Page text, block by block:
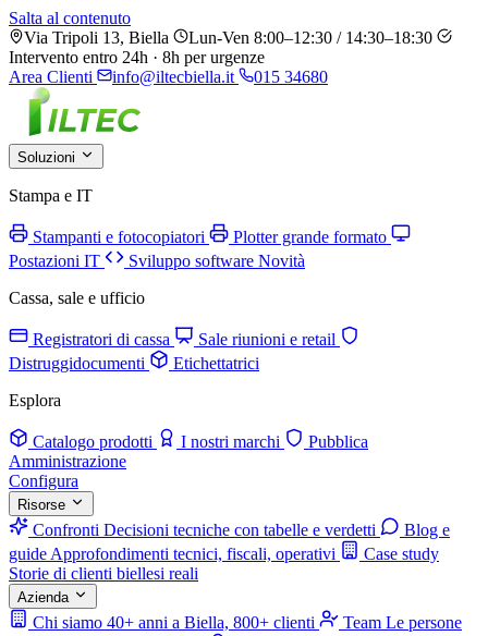
Salta al contenuto
Via Tripoli 13, Biella
Lun-Ven 8:00–12:30 / 14:30–18:30
Intervento entro 24h · 8h per urgenze
Area Clienti
info@iltecbiella.it 015 34680
Soluzioni
Stampa e IT
Stampanti e fotocopiatori
Plotter grande formato
Postazioni IT
Sviluppo software Novità
Cassa, sale e ufficio
Registratori di cassa
Sale riunioni e retail
Distruggidocumenti
Etichettatrici
Esplora
Catalogo prodotti I nostri marchi
Pubblica
Amministrazione
Configura
Risorse
Confronti Decisioni tecniche con tabelle e verdetti
Blog e
guide Approfondimenti tecnici, fiscali, operativi
Case study
Storie di clienti biellesi reali
Azienda
Chi siamo 40+ anni a Biella, 800+ clienti Team Le persone